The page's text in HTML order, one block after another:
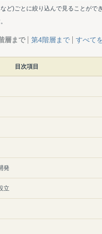
ど)ごとに絞り込んで見ることがで
層まで 第4階層まで すべて
目次項目
発
立